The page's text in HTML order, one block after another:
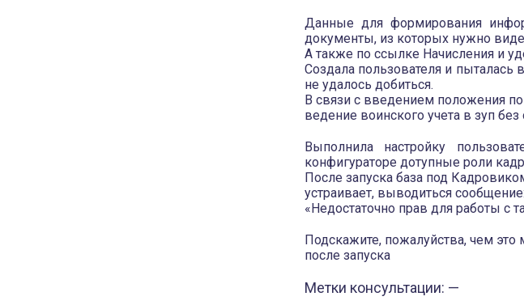
Данные для формирования
документы, из которых нужно
А также по ссылке Начисления и
Создала пользователя и пыталась
не удалось добиться.
В связи с введением положения
ведение воинского учета в зуп
Выполнила настройку
конфигураторе дотупные роли
После запуска база под
устраивает, выводиться сообщение:
«Недостаточно прав для работы с
Подскажите, пожалуйства, чем
после запуска
Метки консультации: —